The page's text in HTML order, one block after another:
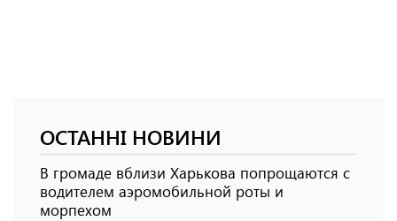
ОСТАННІ НОВИНИ
В громаде вблизи Харькова попрощаются с
водителем аэромобильной роты и
морпехом